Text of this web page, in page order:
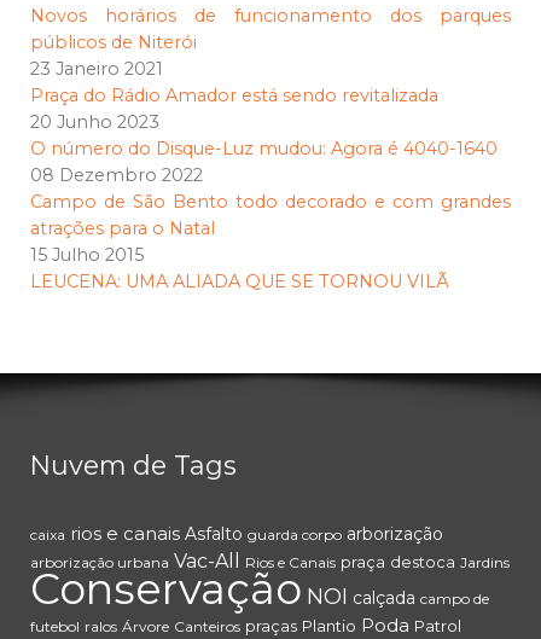
Novos horários de funcionamento dos parques
públicos de Niterói
23 Janeiro 2021
Praça do Rádio Amador está sendo revitalizada
20 Junho 2023
O número do Disque-Luz mudou: Agora é 4040-1640
08 Dezembro 2022
Campo de São Bento todo decorado e com grandes
atrações para o Natal
15 Julho 2015
LEUCENA: UMA ALIADA QUE SE TORNOU VILÃ
Nuvem de Tags
caixa rios e canais Asfalto guarda corpo arborização
arborização urbana Vac-All Rios e Canais praça destoca Jardins
Conservação NOI calçada campo de
futebol ralos Árvore Canteiros praças Plantio Poda Patrol